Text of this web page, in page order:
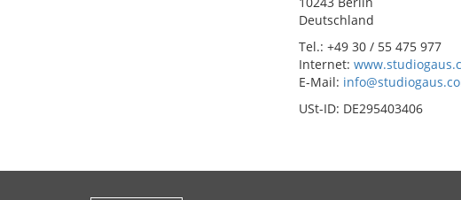
Deutschland
Tel.: +49 30 / 55 475 977
Internet:
E-Mail:
USt-ID: DE295403406